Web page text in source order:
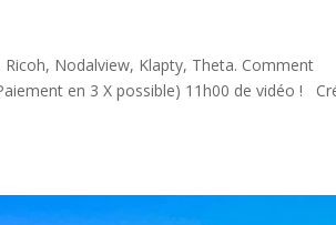
Nodalview, Klapty, Theta. Comment
en 3 X possible) 11h00 de vidéo !